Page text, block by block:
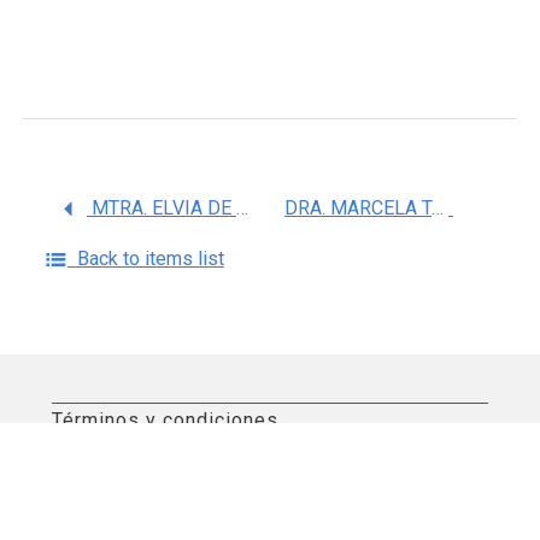
MTRA. ELVIA DE LA VARA SALAZAR DRA. MARCELA TAMAYO Y ORTIZ
Back to items list
Términos y condiciones